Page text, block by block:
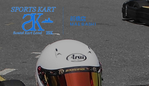
前橋店
MAEBASHI